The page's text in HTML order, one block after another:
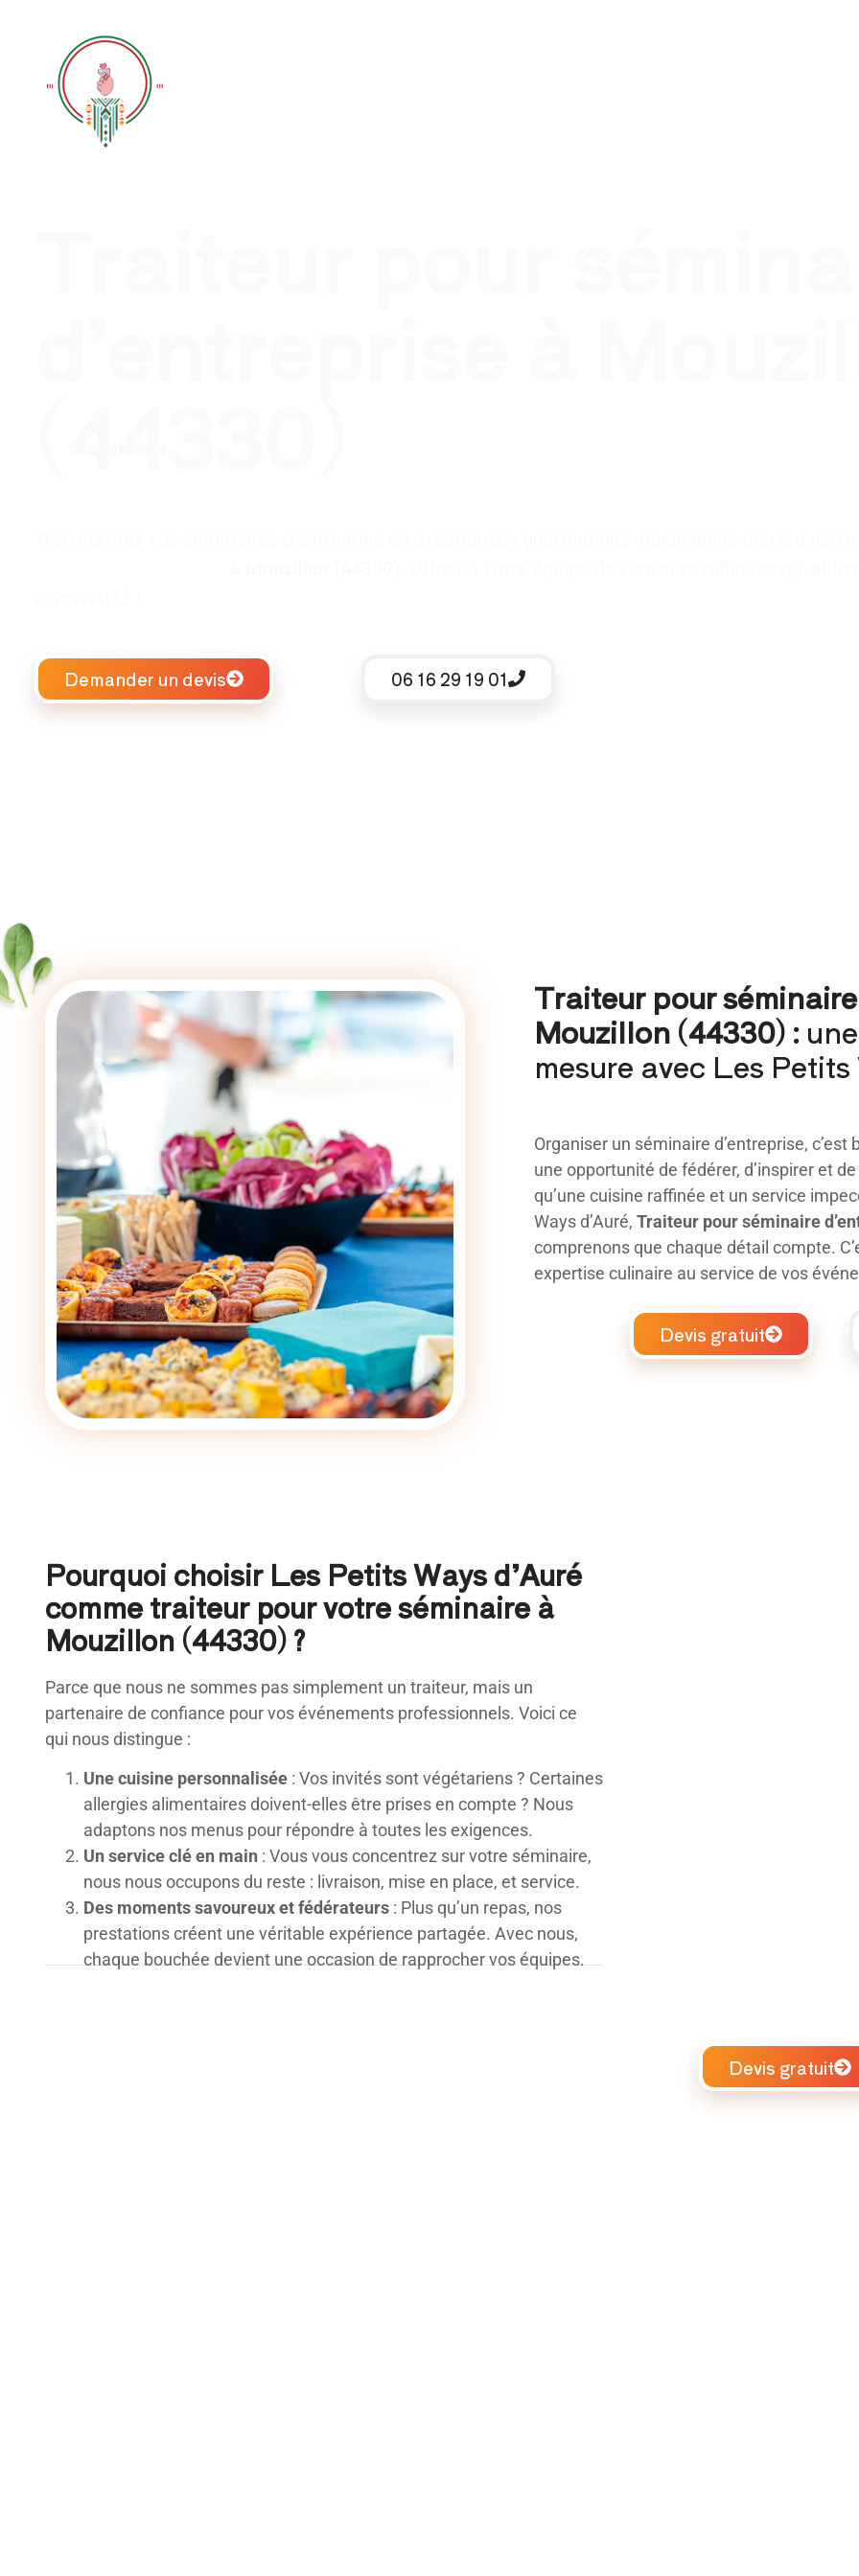
Demander un devis 06 16 29 19 01
Traiteur pour
Mouzillon (44330) :
mesure avec Les Petits
Organiser un séminaire d’entreprise, c’est
une opportunité de fédérer, d’inspirer et
qu’une cuisine raffinée et un service
Ways d’Auré, Traiteur pour séminaire
comprenons que chaque détail compte.
expertise culinaire au service de vos
Devis gratuit
Pourquoi choisir Les Petits Ways d’Auré
comme traiteur pour votre séminaire à
Mouzillon (44330) ?
Parce que nous ne sommes pas simplement un traiteur, mais un
partenaire de confiance pour vos événements professionnels. Voici ce
qui nous distingue :
Une cuisine personnalisée : Vos invités sont végétariens ? Certaines
allergies alimentaires doivent-elles être prises en compte ? Nous
adaptons nos menus pour répondre à toutes les exigences.
Un service clé en main : Vous vous concentrez sur votre séminaire,
nous nous occupons du reste : livraison, mise en place, et service.
Des moments savoureux et fédérateurs : Plus qu’un repas, nos
prestations créent une véritable expérience partagée. Avec nous,
chaque bouchée devient une occasion de rapprocher vos équipes.
Devis gratuit